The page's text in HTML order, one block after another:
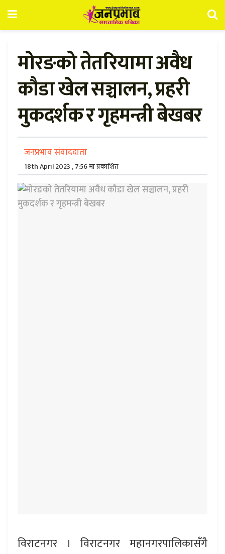
मोरङको तेतरियामा अवैध
कौडा खेल सञ्चालन, प्रहरी
मुकदर्शक र गृहमन्त्री बेखबर
जनप्रभाव संवाददाता
18th April 2023 , 7:56 मा प्रकाशित
विराटनगर । विराटनगर महानगरपालिकासँगै